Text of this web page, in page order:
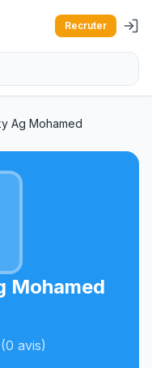
Recruter
Ag Mohamed
Mohamed
avis)